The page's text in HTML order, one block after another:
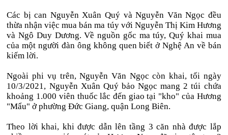
Các bị can Nguyễn Xuân Quý và Nguyễn Văn Ngọc đều
thừa nhận việc mua bán ma túy với Nguyễn Thị Kim Hương
và Ngô Duy Dương. Về nguồn gốc ma túy, Quý khai mua
của một người đàn ông không quen biết ở Nghệ An về bán
kiếm lời.
Ngoài phi vụ trên, Nguyễn Văn Ngọc còn khai, tối ngày
10/3/2021, Nguyễn Xuân Quý bảo Ngọc mang 2 túi chứa
khoảng 1.000 viên thuốc lắc đến giao tại "kho" của Hương
"Mẩu" ở phường Đức Giang, quận Long Biên.
Theo lời khai, khi được dẫn lên tầng 3 căn nhà được lắp